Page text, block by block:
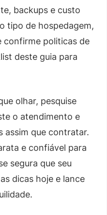
backups e custo
tipo de hospedagem,
confirme politicas de
deste guia para
olhar, pesquise
o atendimento e
assim que contratar.
e confiável para
segura que seu
dicas hoje e lance